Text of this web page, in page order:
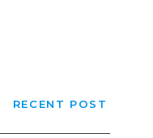
RECENT POST